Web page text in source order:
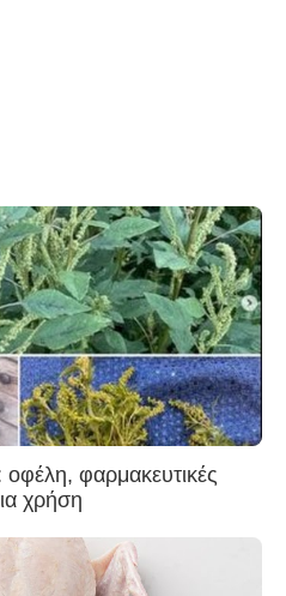
φαρμακευτικές
χρήση